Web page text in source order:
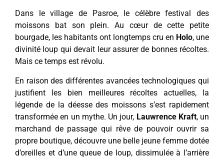
Dans le village de Pasroe, le célèbre festival des
moissons bat son plein. Au cœur de cette petite
bourgade, les habitants ont longtemps cru en Holo, une
divinité loup qui devait leur assurer de bonnes récoltes.
Mais ce temps est révolu.
En raison des différentes avancées technologiques qui
justifient les bien meilleures récoltes actuelles, la
légende de la déesse des moissons s’est rapidement
transformée en un mythe. Un jour, Lauwrence Kraft, un
marchand de passage qui rêve de pouvoir ouvrir sa
propre boutique, découvre une belle jeune femme dotée
d’oreilles et d’une queue de loup, dissimulée à l’arrière